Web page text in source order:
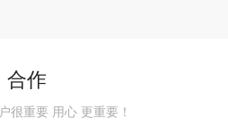
合作
很重要 用心 更重要！